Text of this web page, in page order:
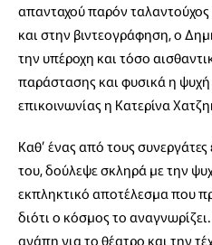
απανταχού παρόν
και στην βιντεογράφηση, ο
την υπέροχη και τόσο
παράστασης και φυσικά η
επικοινωνίας η Κατερίνα
Καθ’ ένας από τους
του, δούλεψε σκληρά με την
εκπληκτικό αποτέλεσμα που
διότι ο κόσμος το
αγάπη για το θέατρο και την